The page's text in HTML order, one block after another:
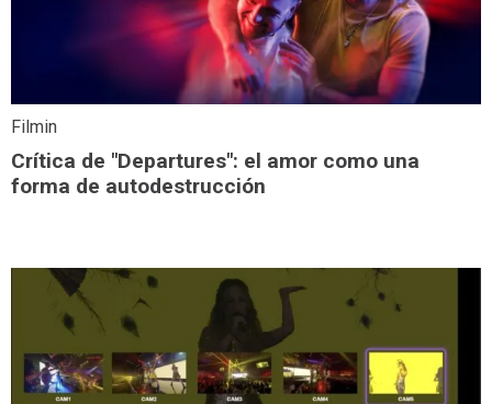
Filmin
Crítica de "Departures": el amor como una
forma de autodestrucción